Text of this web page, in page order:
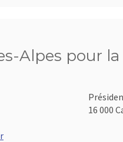
Alpes pour
16 000